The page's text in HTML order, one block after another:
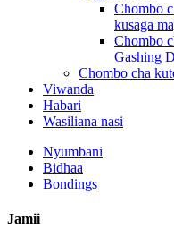
Chombo
kusaga
Chombo
Gashing
Chombo cha
Viwanda
Habari
Wasiliana nasi
Nyumbani
Bidhaa
Bondings
Jamii